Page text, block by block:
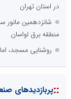
در استان تهران
شانزدهمین مانور
منطقه برق لواسان
روشنایی مسجد،
::پربازدیدهای